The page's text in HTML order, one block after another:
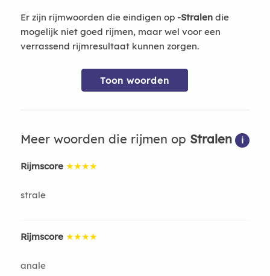
Er zijn rijmwoorden die eindigen op -Stralendie
mogelijk niet goed rijmen, maar wel voor een
verrassend rijmresultaat kunnen zorgen.
Toon woorden
Meer woorden die rijmen op Stralen i
Rijmscore ★★★★
strale
Rijmscore ★★★★
anale